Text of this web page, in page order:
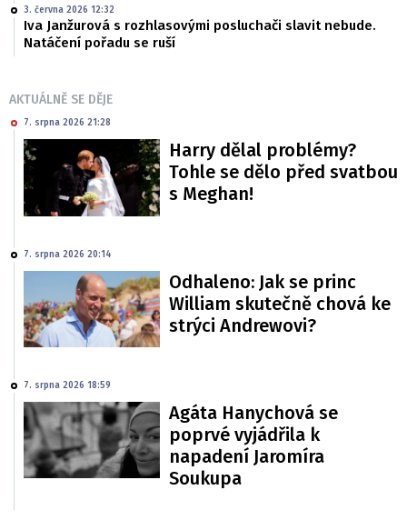
3. června 2026 12:32
Iva Janžurová s rozhlasovými posluchači slavit nebude.
Natáčení pořadu se ruší
AKTUÁLNĚ SE DĚJE
7. srpna 2026 21:28
Harry dělal problémy?
Tohle se dělo před svatbou
s Meghan!
7. srpna 2026 20:14
Odhaleno: Jak se princ
William skutečně chová ke
strýci Andrewovi?
7. srpna 2026 18:59
Agáta Hanychová se
poprvé vyjádřila k
napadení Jaromíra
Soukupa